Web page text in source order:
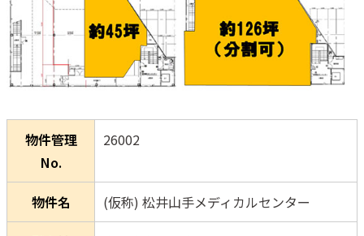
物件管理
No.
26002
物件名 (仮称) 松井山手メディカルセンター